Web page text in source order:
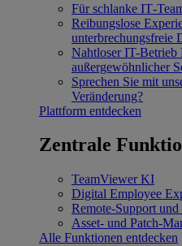
Für schlanke
Reibungslose
unterbrechungsfreie
Nahtloser IT-Betrieb
außergewöhnlicher
Sprechen Sie mit
Veränderung?
Plattform entdecken
Zentrale
TeamViewer KI
Digital Employee
Remote-Support und
Asset- und Patch-
Alle Funktionen entdecken